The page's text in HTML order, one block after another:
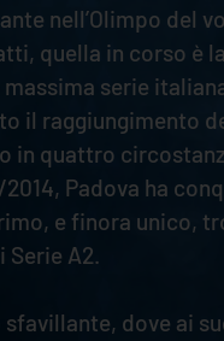
nell’Olimpo del
quella in corso è
serie
il raggiungimento
in quattro
Padova ha
e finora unico,
Serie A2.
sfavillante, dove ai